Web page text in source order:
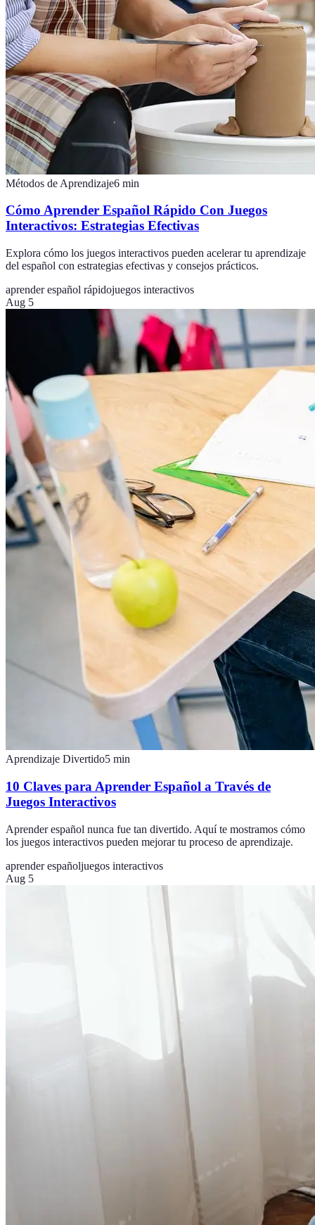
Métodos de Aprendizaje6 min
Cómo Aprender Español Rápido Con Juegos
Interactivos: Estrategias Efectivas
Explora cómo los juegos interactivos pueden acelerar tu aprendizaje
del español con estrategias efectivas y consejos prácticos.
aprender español rápidojuegos interactivos
Aug 5
Aprendizaje Divertido5 min
10 Claves para Aprender Español a Través de
Juegos Interactivos
Aprender español nunca fue tan divertido. Aquí te mostramos cómo
los juegos interactivos pueden mejorar tu proceso de aprendizaje.
aprender españoljuegos interactivos
Aug 5